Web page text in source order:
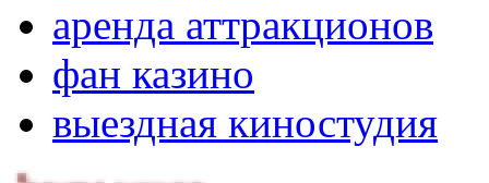
аренда аттракционов
фан казино
выездная киностудия